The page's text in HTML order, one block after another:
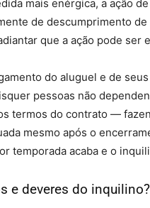
mais enérgica, a ação
de descumprimento
que a ação pode ser
do aluguel e de
pessoas não
termos do contrato —
mesmo após o
temporada acaba e o
e deveres do inquilino?